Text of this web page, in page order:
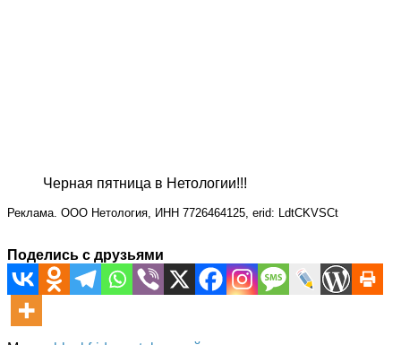
Черная пятница в Нетологии!!!
Реклама. ООО Нетология, ИНН 7726464125, erid: LdtCKVSCt
Поделись с друзьями